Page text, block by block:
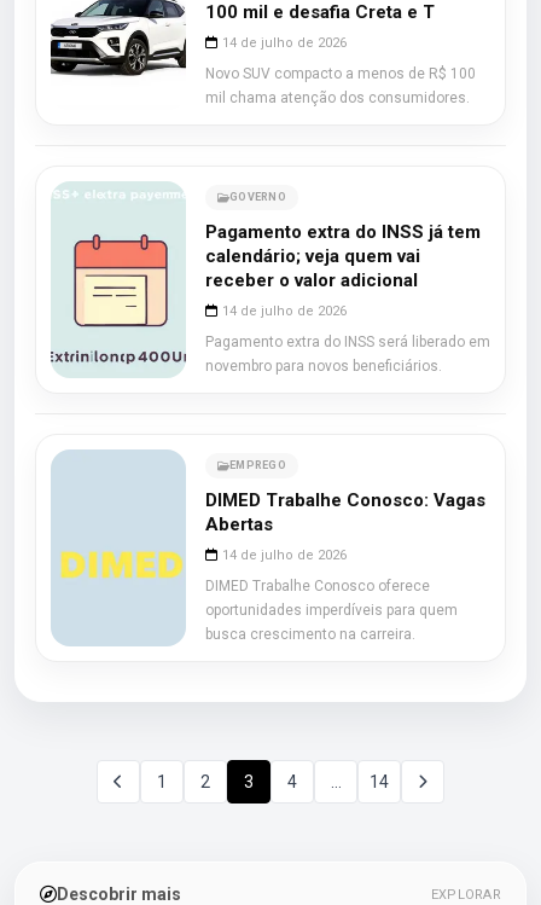
100 mil e desafia Creta e T
14 de julho de 2026
Novo SUV compacto a menos de R$ 100
mil chama atenção dos consumidores.
GOVERNO
Pagamento extra do INSS já tem
calendário; veja quem vai
receber o valor adicional
14 de julho de 2026
Pagamento extra do INSS será liberado em
novembro para novos beneficiários.
EMPREGO
DIMED Trabalhe Conosco: Vagas
Abertas
14 de julho de 2026
DIMED Trabalhe Conosco oferece
oportunidades imperdíveis para quem
busca crescimento na carreira.
1 2 3 4 14
Descobrir mais EXPLORAR